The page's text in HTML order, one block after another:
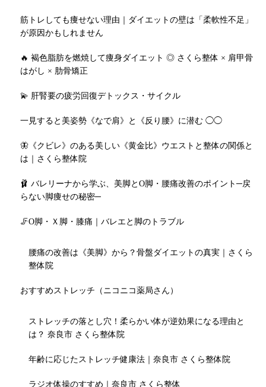
筋トレしても痩せない理由｜ダイエットの壁は「柔軟性不足」
が原因かもしれません
🔥 褐色脂肪を燃焼して痩身ダイエット ◎ さくら整体 × 肩甲骨
はがし × 肋骨矯正
💫 肝腎要の疲労回復デトックス・サイクル
一見すると美姿勢《なで肩》と《反り腰》に潜む ◯◯
🦋《クビレ》のある美しい《黄金比》ウエストと整体の関係と
は｜さくら整体院
🩰 バレリーナから学ぶ、美脚とO脚・腰痛改善のポイント─戻
らない脚痩せの秘密─
🦵O脚・Ｘ脚・膝痛｜バレエと脚のトラブル
腰痛の改善は《美脚》から？骨盤ダイエットの真実｜さくら
整体院
おすすめストレッチ（ニコニコ薬局さん）
ストレッチの落とし穴！柔らかい体が逆効果になる理由と
は？ 奈良市 さくら整体院
年齢に応じたストレッチ健康法｜奈良市 さくら整体院
ラジオ体操のすすめ｜奈良市 さくら整体